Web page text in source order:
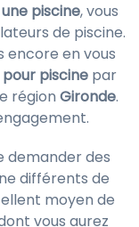
piscine, vous
de piscine.
encore en vous
piscinepar
région Gironde.
demander des
différents de
moyen de
vous aurez